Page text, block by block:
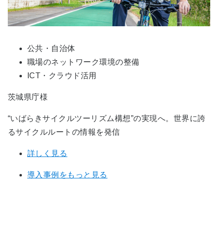
公共・自治体
職場のネットワーク環境の整備
ICT・クラウド活用
茨城県庁様
“いばらきサイクルツーリズム構想”の実現へ。世界に誇
るサイクルルートの情報を発信
詳しく見る
導入事例をもっと見る